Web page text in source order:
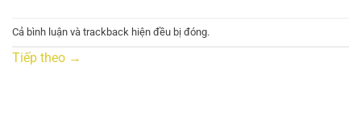
Cả bình luận và trackback hiện đều bị đóng.
Tiếp theo →